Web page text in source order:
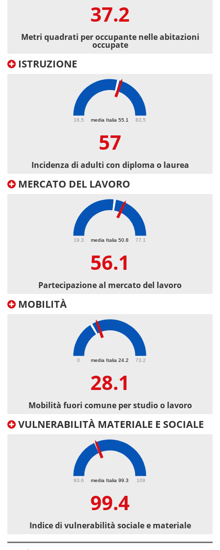
37.2
Metri quadrati per occupante nelle abitazioni
occupate
ISTRUZIONE
media Italia 55.1
16.5 83.5
57
Incidenza di adulti con diploma o laurea
MERCATO DEL LAVORO
media Italia 50.8
19.3 77.1
56.1
Partecipazione al mercato del lavoro
MOBILITÀ
media Italia 24.2
0 73.2
28.1
Mobilità fuori comune per studio o lavoro
VULNERABILITÀ MATERIALE E SOCIALE
media Italia 99.3
93.6 109
99.4
Indice di vulnerabilità sociale e materiale